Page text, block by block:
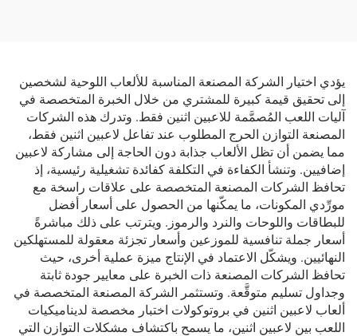
يؤدي اختيار الشركة المصنعة المناسبة للألعاب اللوحية لشخصين
إلى تحقيق قيمة كبيرة للمشتري من خلال الخبرة المتخصصة في
آليات اللعب المُصمَّمة للاعبين اثنين فقط. وتدرك هذه الشركات
المصنعة التوازن الحرج المطلوب عند تفاعل لاعبين اثنين فقط،
مما يضمن أن تظل الألعاب جذابة دون الحاجة إلى مشاركة لاعبين
إضافيين. وتنشأ الكفاءة في التكلفة كفائدة تشغيلية رئيسية، إذ
تحافظ الشركات المصنعة المتخصصة على علاقات راسخة مع
مورِّدي المكونات، ما يمكّنها من الحصول على أسعار أفضل
للبطاقات واللوحات والنرد والرموز. ويترتب على ذلك مباشرةً
أسعار جملة تنافسية للموزعين وأسعار تجزئة معقولة للمستهلكين
النهائيين. ويشكّل الاعتماد في الإنتاج ميزة عملية أخرى، حيث
تحافظ الشركات المصنعة ذات الخبرة على معايير جودة ثابتة
وجداول تسليم متوقَّعة. وتستثمر الشركة المصنعة المتخصصة في
ألعاب لاعبين اثنين في بروتوكولات اختبار مخصصة لديناميكيات
اللعب بين لاعبين اثنين، ما يسمح باكتشاف مشكلات التوازن التي